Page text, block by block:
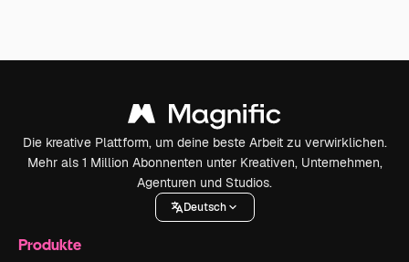
Die kreative Plattform, um deine beste Arbeit zu verwirklichen.
Mehr als 1 Million Abonnenten unter Kreativen, Unternehmen,
Agenturen und Studios.
Deutsch
Produkte